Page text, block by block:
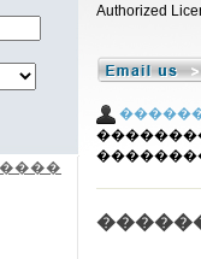
Authorized